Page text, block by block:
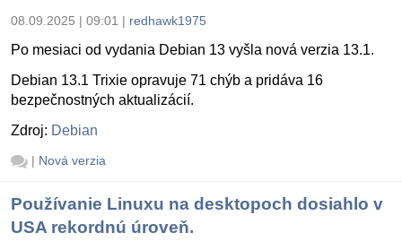
08.09.2025 | 09:01 | redhawk1975
Po mesiaci od vydania Debian 13 vyšla nová verzia 13.1.
Debian 13.1 Trixie opravuje 71 chýb a pridáva 16
bezpečnostných aktualizácií.
Zdroj: Debian
| Nová verzia
Používanie Linuxu na desktopoch dosiahlo v
USA rekordnú úroveň.